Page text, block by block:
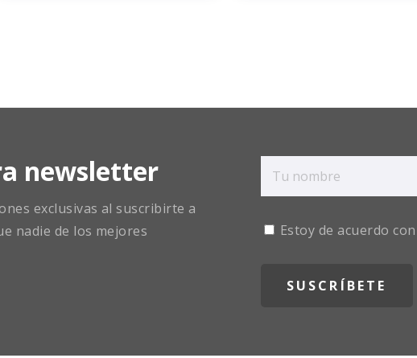
newsletter
exclusivas al suscribirte a
nadie de los mejores
Estoy de acuerdo